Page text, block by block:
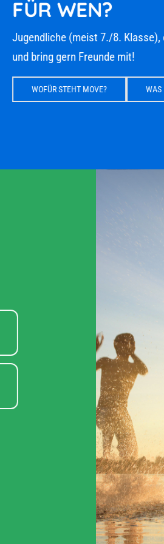
FÜR WEN?
Jugendliche (meist 7./8. Klasse),
und bring gern Freunde mit!
WOFÜR STEHT MOVE? WAS